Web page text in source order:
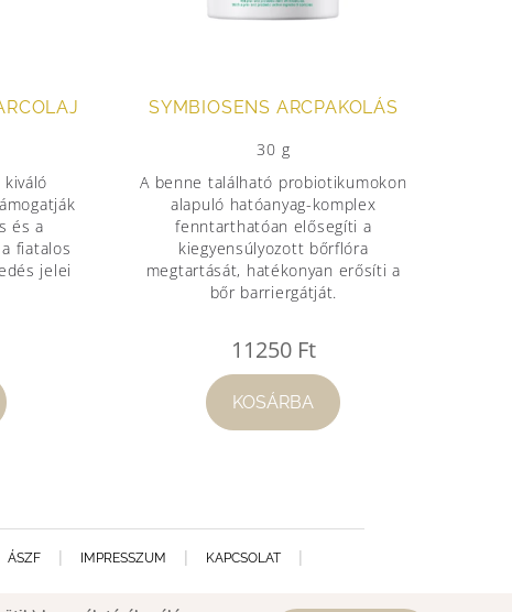
és a
fiatalos
jelei
SYMBIOSENS ARCPAKOLÁS
30 g
A benne található probiotikumokon
alapuló hatóanyag-komplex
fenntarthatóan elősegíti a
kiegyensúlyozott bőrflóra
megtartását, hatékonyan erősíti a
bőr barriergátját.
11250 Ft
KOSÁRBA
ÁSZF IMPRESSZUM KAPCSOLAT